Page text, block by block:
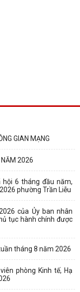
GIAN MẠNG
NĂM 2026
hội 6 tháng đầu năm,
phường Trần Liễu
của Ủy ban nhân
tục hành chính được
tháng 8 năm 2026
phòng Kinh tế, Hạ